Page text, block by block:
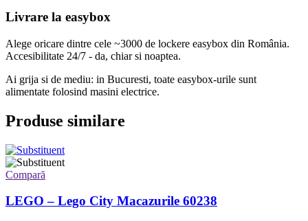
Livrare la easybox
Alege oricare dintre cele ~3000 de lockere easybox din România.
Accesibilitate 24/7 - da, chiar si noaptea.
Ai grija si de mediu: in Bucuresti, toate easybox-urile sunt
alimentate folosind masini electrice.
Produse similare
Compară
LEGO – Lego City Macazurile 60238